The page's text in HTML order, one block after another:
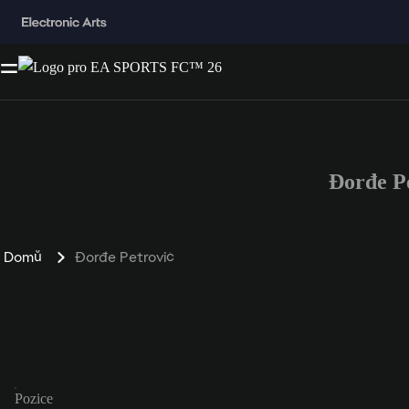
Đorđe
Domů Đorđe Petrović
Pozice